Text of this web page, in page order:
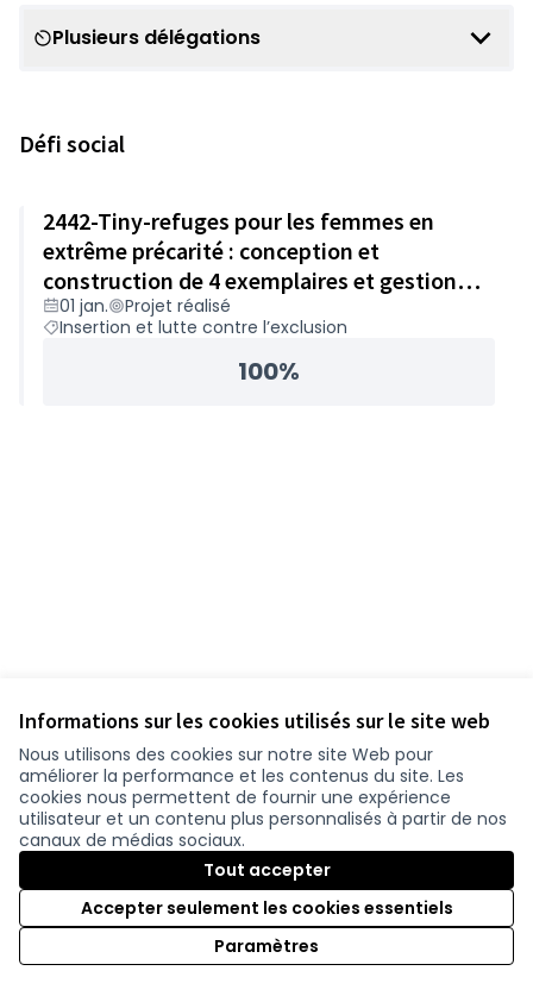
Informations sur les cookies utilisés sur le site web
Nous utilisons des cookies sur notre site Web pour
améliorer la performance et les contenus du site. Les
cookies nous permettent de fournir une expérience
utilisateur et un contenu plus personnalisés à partir de nos
canaux de médias sociaux.
Tout accepter
Accepter seulement les cookies essentiels
Paramètres
Scope
Plusieurs délégations
Défi social
2442-Tiny-refuges pour les femmes en
extrême précarité : conception et
construction de 4 exemplaires et gestion
(location, entretien) – 46 000€
01 jan.
Projet réalisé
Insertion et lutte contre l’exclusion
100%